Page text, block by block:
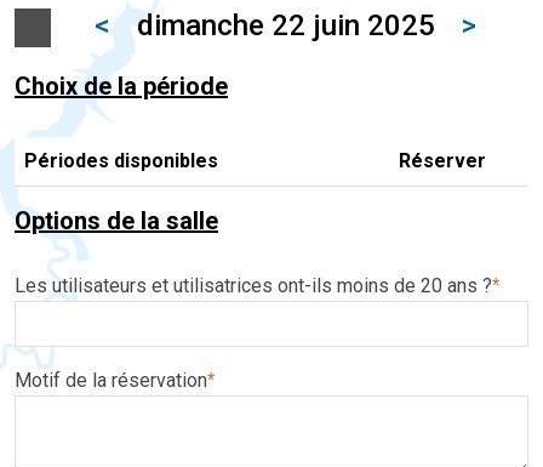
< dimanche 22 juin 2025 >
Choix de la période
Périodes disponibles Réserver
Options de la salle
Les utilisateurs et utilisatrices ont-ils moins de 20 ans ?*
Motif de la réservation*